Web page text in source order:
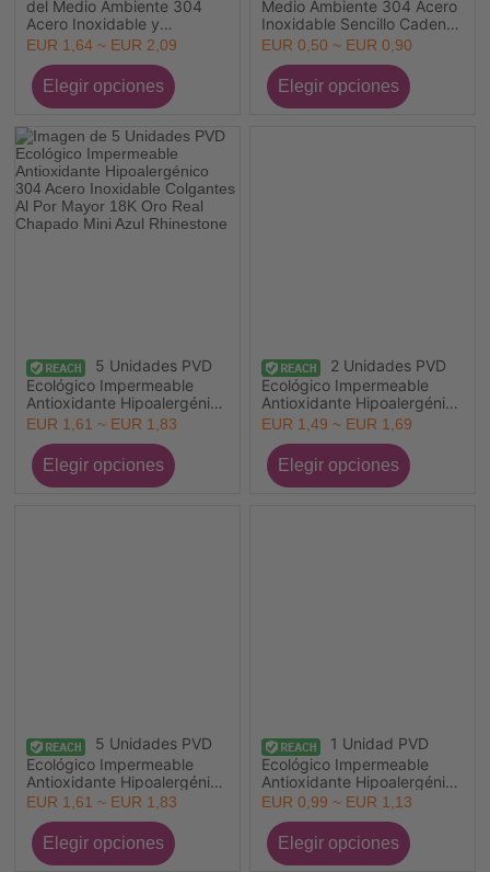
del Medio Ambiente 304
Acero Inoxidable y
Diamantes de Imitación
Cuentas Rondelle Al Por
Mayor Chapado en Oro de
18K 8mm Diámetro
EUR 1,64 ~ EUR 2,09
Medio Ambiente 304 Acero
Inoxidable Sencillo Cadenas
de Curb Collar
Fabricación de Joyería
Hecha a Mano DIY Al Por
Mayor Multicolor 45cm +
EUR 0,50 ~ EUR 0,90
5 Unidades PVD
Ecológico Impermeable
Antioxidante Hipoalergénico
304 Acero Inoxidable
Colgantes Al Por Mayor 18K
Oro Real Chapado Mini Azul
Rhinestone
EUR 1,61 ~ EUR 1,83
2 Unidades PVD
Ecológico Impermeable
Antioxidante Hipoalergénico
304 Acero Inoxidable
Colgantes Al Por Mayor 18K
Oro Real Chapado
EUR 1,49 ~ EUR 1,69
5 Unidades PVD
Ecológico Impermeable
Antioxidante Hipoalergénico
304 Acero Inoxidable y
Colgantes Al Por Mayor 18K
Oro Real Chapado Mini
EUR 1,61 ~ EUR 1,83
1 Unidad PVD
Ecológico Impermeable
Antioxidante Hipoalergénico
304 Acero Inoxidable &
Mayor 18K Oro Real
Chapado Flor 4cm x 3.9cm
EUR 0,99 ~ EUR 1,13